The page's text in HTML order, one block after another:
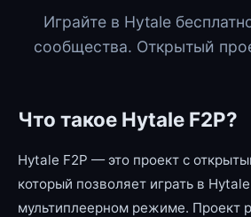
Играйте в Hytale
сообщества. Открытый
Что такое Hytale F2P?
Hytale F2P — это проект с
который позволяет играть в
мультиплеерном режиме. Проект